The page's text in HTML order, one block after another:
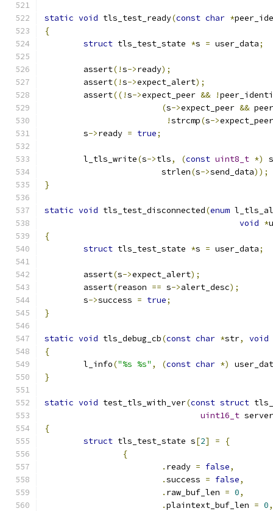
static void tls_test_ready(const char *
{
struct tls_test_state *s = user_data;
	assert
(!s->ready);
	assert
(!s->expect_alert);
	assert
((!s->expect_peer && !
(s->expect_peer &&
!strcmp(s->expect_peer
	s
->ready = true;
	l_tls_write
(s->tls, (const uint8_t *)
s
			strlen
(s->send_data));
}
static void tls_test_disconnected(enum
void *
{
struct tls_test_state *s = user_data;
	assert
(s->expect_alert);
	assert
(reason == s->alert_desc);
	s
->success = true;
}
static void tls_debug_cb(const char *str,
void
{
	l_info
("%s %s" , (const char *)
}
static void test_tls_with_ver(const struct
uint16_t
{
struct tls_test_state s[2] =
{
{
. ready = false,
.success = false,
. raw_buf_len = 0,
.plaintext_buf_len = 0,